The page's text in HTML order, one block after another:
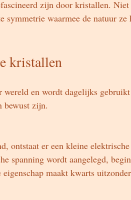
zijn door kristallen.
waarmee de natuur ze
kristallen
wereld en wordt dagelijks
bewust zijn.
ontstaat er een kleine
spanning wordt aangelegd,
maakt kwarts